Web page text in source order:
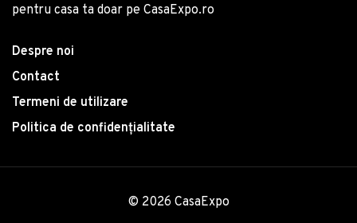
pentru casa ta doar pe CasaExpo.ro
Despre noi
Contact
Termeni de utilizare
Politica de confidențialitate
© 2026 CasaExpo